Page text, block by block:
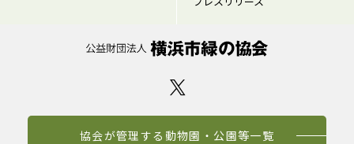
協会が管理する動物園・公園等一覧